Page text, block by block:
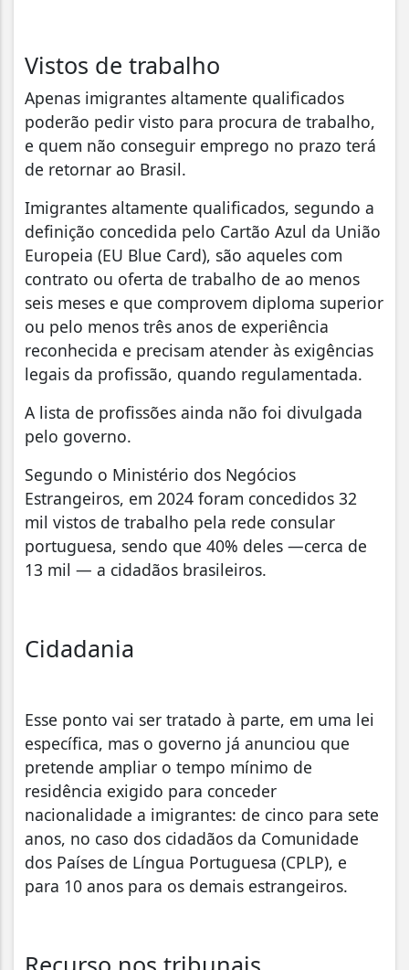
Vistos de trabalho
Apenas imigrantes altamente qualificados
poderão pedir visto para procura de trabalho,
e quem não conseguir emprego no prazo terá
de retornar ao Brasil.
Imigrantes altamente qualificados, segundo a
definição concedida pelo Cartão Azul da União
Europeia (EU Blue Card), são aqueles com
contrato ou oferta de trabalho de ao menos
seis meses e que comprovem diploma superior
ou pelo menos três anos de experiência
reconhecida e precisam atender às exigências
legais da profissão, quando regulamentada.
A lista de profissões ainda não foi divulgada
pelo governo.
Segundo o Ministério dos Negócios
Estrangeiros, em 2024 foram concedidos 32
mil vistos de trabalho pela rede consular
portuguesa, sendo que 40% deles —cerca de
13 mil — a cidadãos brasileiros.
Cidadania
Esse ponto vai ser tratado à parte, em uma lei
específica, mas o governo já anunciou que
pretende ampliar o tempo mínimo de
residência exigido para conceder
nacionalidade a imigrantes: de cinco para sete
anos, no caso dos cidadãos da Comunidade
dos Países de Língua Portuguesa (CPLP), e
para 10 anos para os demais estrangeiros.